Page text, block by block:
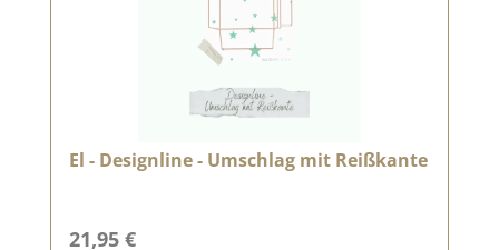
El - Designline - Umschlag mit Reißkante
Precio normal:
21,95 €